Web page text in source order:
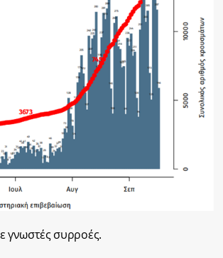
γνωστές συρροές.